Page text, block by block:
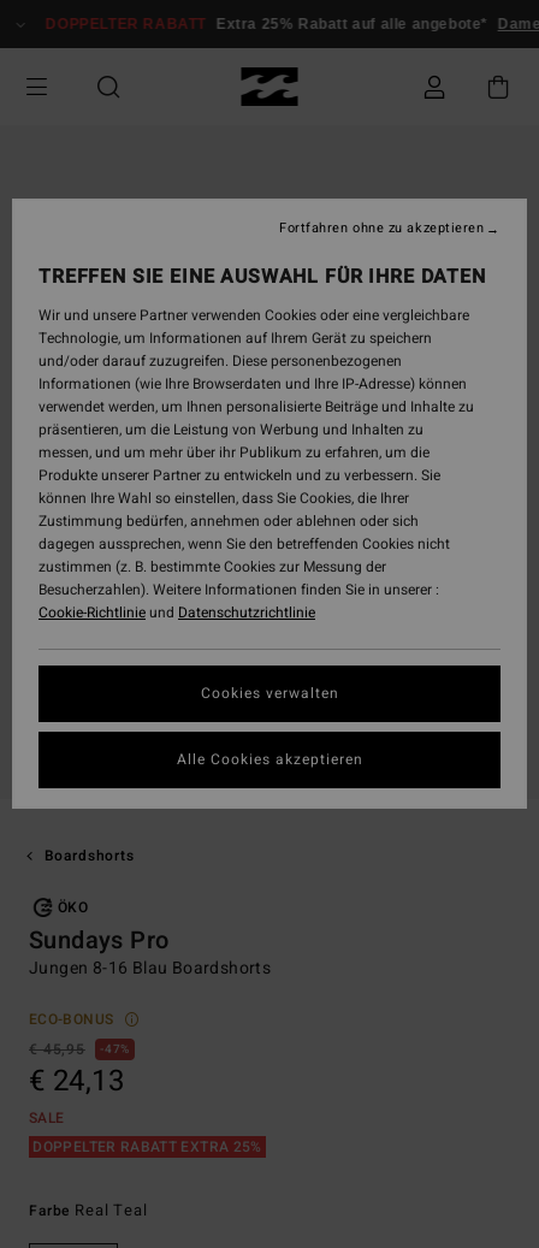
zur
springen
DOPPELTER RABATT Extra 25% Rabatt auf alle angebote* Damen
Boardshorts
ÖKO
Sundays Pro
Jungen 8-16 Blau Boardshorts
ECO-BONUS
€ 45,95
47%
€ 24,13
SALE
DOPPELTER RABATT EXTRA 25%
Farbe Real Teal
TREFFEN SIE EINE AUSWAHL FÜR IHRE DATEN
Wir und unsere Partner verwenden Cookies oder eine vergleichbare
Technologie, um Informationen auf Ihrem Gerät zu speichern
und/oder darauf zuzugreifen. Diese personenbezogenen
Informationen (wie Ihre Browserdaten und Ihre IP-Adresse) können
verwendet werden, um Ihnen personalisierte Beiträge und Inhalte zu
präsentieren, um die Leistung von Werbung und Inhalten zu
messen, und um mehr über ihr Publikum zu erfahren, um die
Produkte unserer Partner zu entwickeln und zu verbessern. Sie
können Ihre Wahl so einstellen, dass Sie Cookies, die Ihrer
Zustimmung bedürfen, annehmen oder ablehnen oder sich
dagegen aussprechen, wenn Sie den betreffenden Cookies nicht
zustimmen (z. B. bestimmte Cookies zur Messung der
Besucherzahlen). Weitere Informationen finden Sie in unserer :
Cookie-Richtlinieund Datenschutzrichtlinie
Cookies verwalten
Fortfahren ohne zu akzeptieren
Alle Cookies akzeptieren